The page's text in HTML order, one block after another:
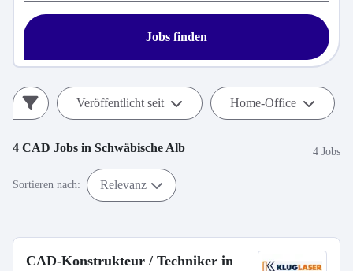
Jobs finden
Veröffentlicht seit Home-Office
4 CAD Jobs in Schwäbische Alb 4 Jobs
Sortieren nach: Relevanz
CAD-Konstrukteur / Techniker in